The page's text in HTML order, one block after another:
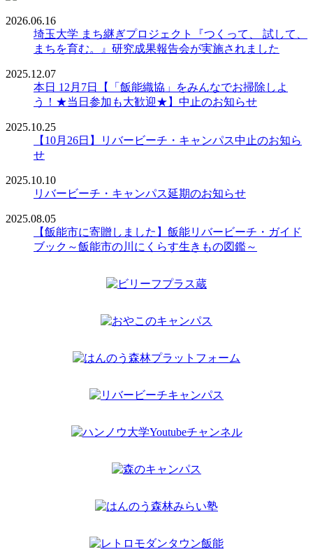
2026.06.16
埼玉大学 まち継ぎプロジェクト『つくって、 試して、
まちを育む。』研究成果報告会が実施されました
2025.12.07
本日 12月7日【「飯能織協」をみんなでお掃除しよ
う！★当日参加も大歓迎★】中止のお知らせ
2025.10.25
【10月26日】リバービーチ・キャンパス中止のお知ら
せ
2025.10.10
リバービーチ・キャンパス延期のお知らせ
2025.08.05
【飯能市に寄贈しました】飯能リバービーチ・ガイド
ブック～飯能市の川にくらす生きもの図鑑～